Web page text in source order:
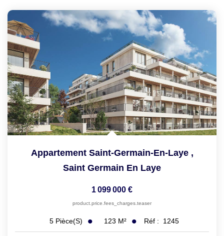
Appartement Saint-Germain-En-Laye ,
Saint Germain En Laye
1 099 000 €
product.price.fees_charges.teaser
5 Pièce(s) 123 M² Réf : 1245